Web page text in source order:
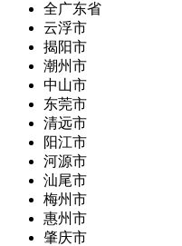
全广东省
云浮市
揭阳市
潮州市
中山市
东莞市
清远市
阳江市
河源市
汕尾市
梅州市
惠州市
肇庆市